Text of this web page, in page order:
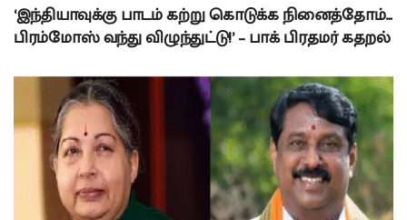
‘இந்தியாவுக்கு பாடம் கற்று கொடுக்க நினைத்தோம்…
பிரம்மோஸ் வந்து விழுந்துட்டு!’ – பாக் பிரதமர் கதறல்